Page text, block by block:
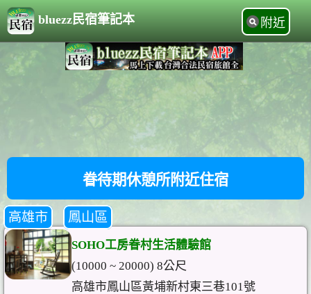
bluezz民宿筆記本 附近
眷待期休憩所附近住宿
高雄市 鳳山區
SOHO工房眷村生活體驗館
(10000 ~ 20000) 8公尺
高雄市鳳山區黃埔新村東三巷101號